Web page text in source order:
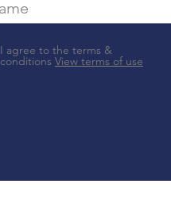
I agree to the terms &
conditions View terms of use